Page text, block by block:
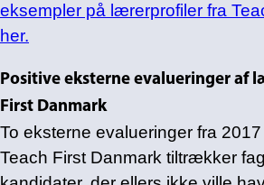
eksempler på lærerprofiler fra
her.
Positive eksterne evalueringer af
First Danmark
To eksterne evalueringer fra
Teach First Danmark tiltrækker